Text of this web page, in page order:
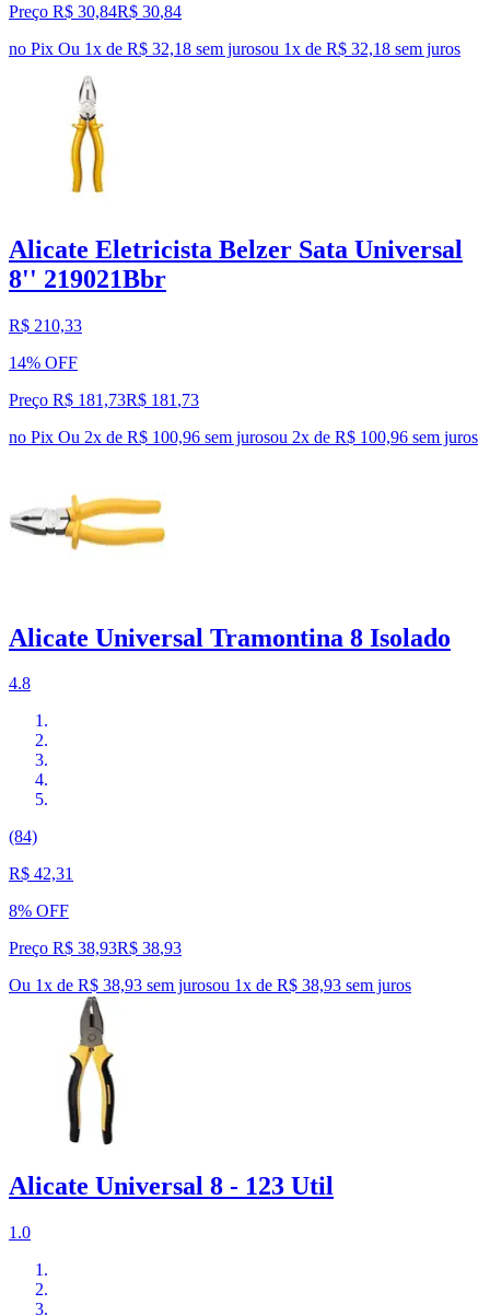
Preço R$ 30,84R$ 30,84
no Pix Ou 1x de R$ 32,18 sem jurosou 1x de R$ 32,18 sem juros
Alicate Eletricista Belzer Sata Universal
8'' 219021Bbr
R$ 210,33
14% OFF
Preço R$ 181,73R$ 181 ,73
no Pix Ou 2x de R$ 100,96 sem jurosou 2x de R$ 100,96 sem juros
Alicate Universal Tramontina 8 Isolado
4.8
(84)
R$ 42,31
8% OFF
Preço R$ 38,93R$ 38,93
Ou 1x de R$ 38,93 sem jurosou 1x de R$ 38,93 sem juros
Alicate Universal 8 - 123 Util
1.0